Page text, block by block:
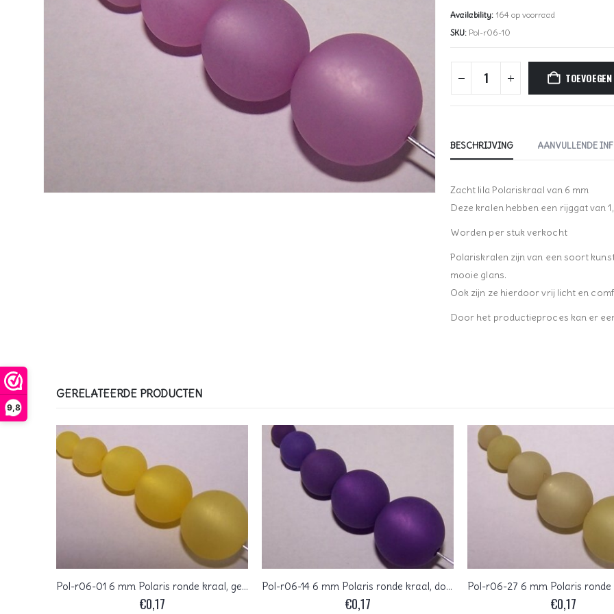
9,8
Availability: 164 op voorraad
SKU: Pol-r06-10
BESCHRIJVING AANVULLENDE
Zacht lila Polariskraal van 6 mm
Deze kralen hebben een rijggat van
Worden per stuk verkocht
Polariskralen zijn van een soort
mooie glans.
Ook zijn ze hierdoor vrij licht en
Door het productieproces kan er
GERELATEERDE PRODUCTEN
Pol-r06-01 6 mm Polaris ronde kraal, geel
€0,17
Pol-r06-14 6 mm Polaris ronde kraal, donker lila
€0,17 €0,17